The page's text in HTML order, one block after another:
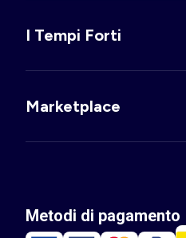
I Tempi Forti
Marketplace
Metodi di pagamento